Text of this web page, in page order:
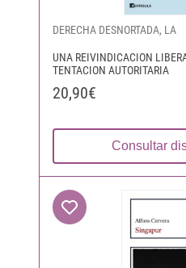
DERECHA DESNORTADA, LA
UNA REIVINDICACION
TENTACION AUTORITARIA
20,90€
Consultar